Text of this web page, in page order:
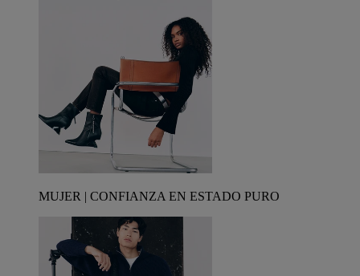
MUJER | CONFIANZA EN ESTADO PURO